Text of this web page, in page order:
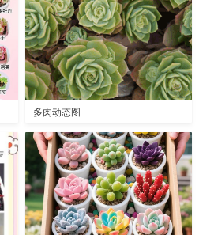
多肉动态图